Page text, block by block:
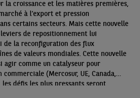
la croissance et les matières premières,
à l’export et pression
certains secteurs. Mais cette nouvelle
de repositionnement lui
la reconfiguration des flux
de valeurs mondiales. Cette nouvelle
agir comme un catalyseur pour
(Mercosur, UE, Canada,
défis les plus pressants seront